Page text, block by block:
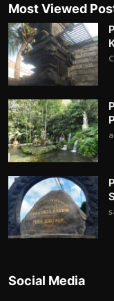
Most Viewed
Social Media